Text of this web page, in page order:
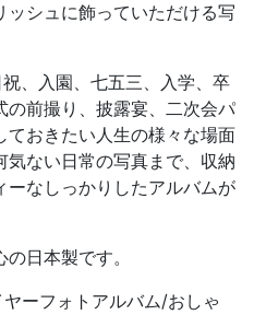
シュに飾っていただける写
、入園、七五三、入学、卒
前撮り、披露宴、二次会パ
ておきたい人生の様々な場面
ない日常の写真まで、収納
ーなしっかりしたアルバムが
日本製です。
ーフォトアルバム/おしゃ